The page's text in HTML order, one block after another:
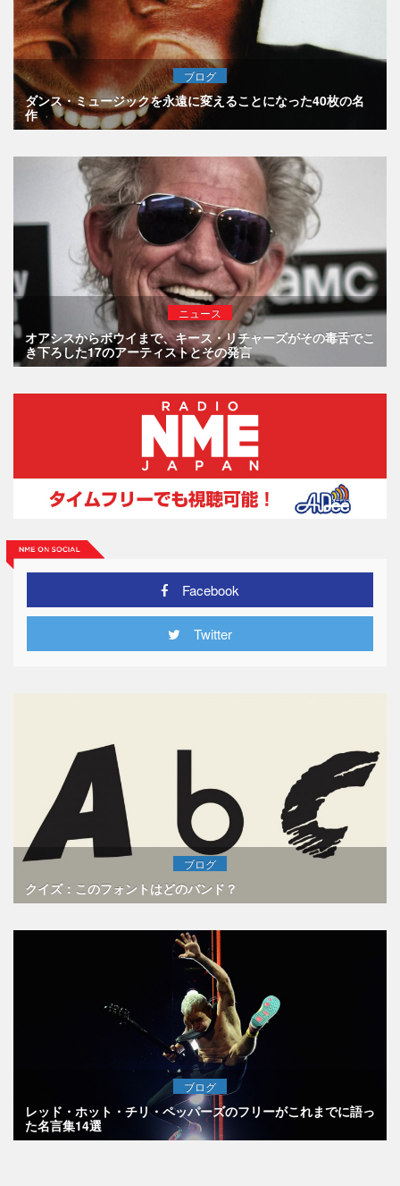
ブログ
ダンス・ミュージックを永遠に変えることになった40枚の名
作
ニュース
オアシスからボウイまで、キース・リチャーズがその毒舌でこ
き下ろした17のアーティストとその発言
Facebook
Twitter
ブログ
クイズ：このフォントはどのバンド？
ブログ
レッド・ホット・チリ・ペッパーズのフリーがこれまでに語っ
た名言集14選